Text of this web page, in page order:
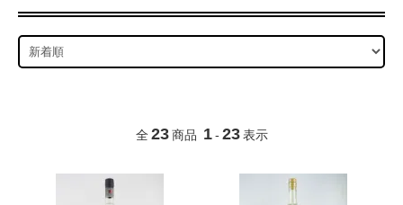
全 23 商品 1 - 23 表示